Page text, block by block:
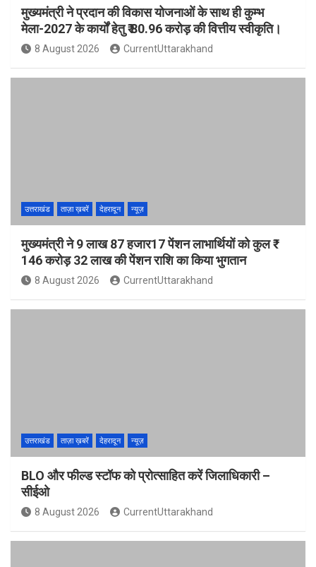
मुख्यमंत्री ने प्रदान की विकास योजनाओं के साथ ही कुम्भ
मेला-2027 के कार्यों हेतु ₹ 80.96 करोड़ की वित्तीय स्वीकृति।
8 August 2026 CurrentUttarakhand
उत्तराखंड ताज़ा ख़बरें देहरादून न्यूज़
मुख्यमंत्री ने 9 लाख 87 हजार17 पेंशन लाभार्थियों को कुल ₹
146 करोड़ 32 लाख की पेंशन राशि का किया भुगतान
8 August 2026 CurrentUttarakhand
उत्तराखंड ताज़ा ख़बरें देहरादून न्यूज़
BLO और फील्ड स्टॉफ को प्रोत्साहित करें जिलाधिकारी –
सीईओ
8 August 2026 CurrentUttarakhand